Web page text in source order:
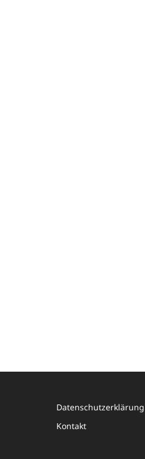
Datenschutzerklärung
Kontakt